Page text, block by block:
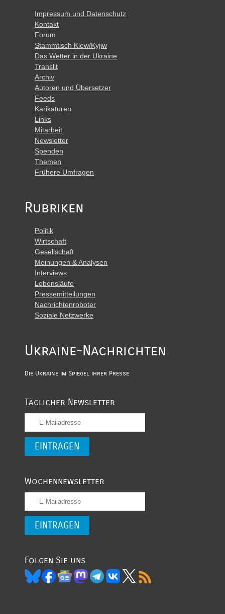
Impressum und Datenschutz
Kontakt
Forum
Stammtisch Kiew/Kyjiw
Das Wetter in der Ukraine
Translit
Archiv
Autoren und Übersetzer
Feeds
Karikaturen
Links
Mitarbeit
Newsletter
Spenden
Themen
Frühere Umfragen
Rubriken
Politik
Wirtschaft
Gesellschaft
Meinungen & Analysen
Interviews
Lebensläufe
Pressemitteilungen
Nachrichtenroboter
Soziale Netzwerke
Ukraine-Nachrichten
Die Ukraine im Spiegel ihrer Presse
Täglicher Newsletter
Wochennewsletter
Folgen Sie uns